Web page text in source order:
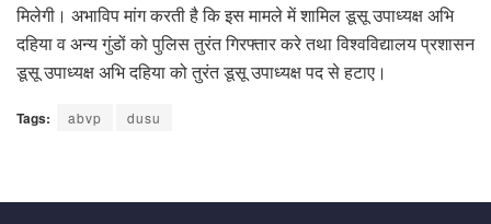
मिलेगी। अभाविप मांग करती है कि इस मामले में शामिल डूसू उपाध्यक्ष अभि
दहिया व अन्य गुंडों को पुलिस तुरंत गिरफ्तार करे तथा विश्वविद्यालय प्रशासन
डूसू उपाध्यक्ष अभि दहिया को तुरंत डूसू उपाध्यक्ष पद से हटाए।
Tags: abvp dusu